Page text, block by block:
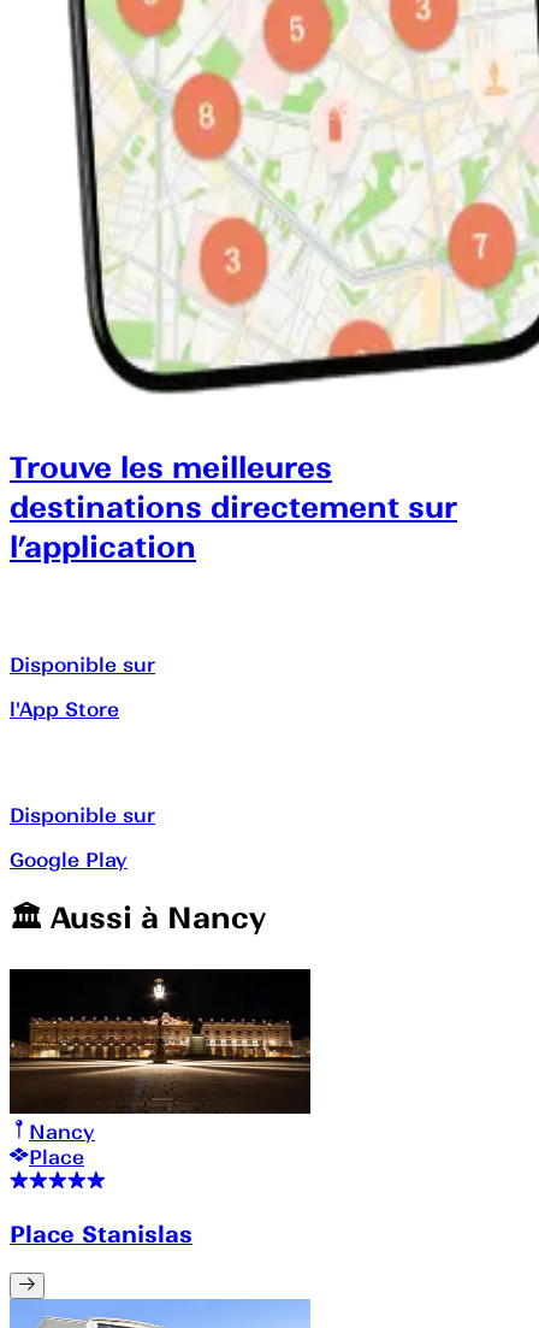
Trouve les meilleures
destinations directement sur
l’application
Disponible sur
l'App Store
Disponible sur
Google Play
🏛️️ Aussi à Nancy
Nancy
Place
Place Stanislas